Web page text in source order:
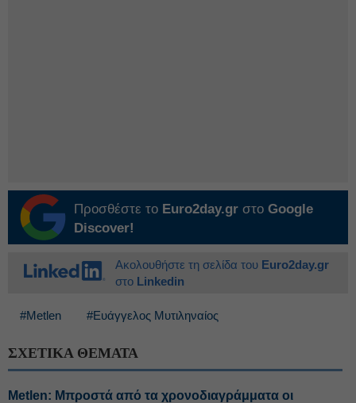
Προσθέστε το Euro2day.gr στο Google
Discover!
Ακολουθήστε τη σελίδα του Euro2day.gr
στο Linkedin
#Metlen #Ευάγγελος Μυτιληναίος
ΣΧΕΤΙΚΑ ΘΕΜΑΤΑ
Metlen: Μπροστά από τα χρονοδιαγράμματα οι